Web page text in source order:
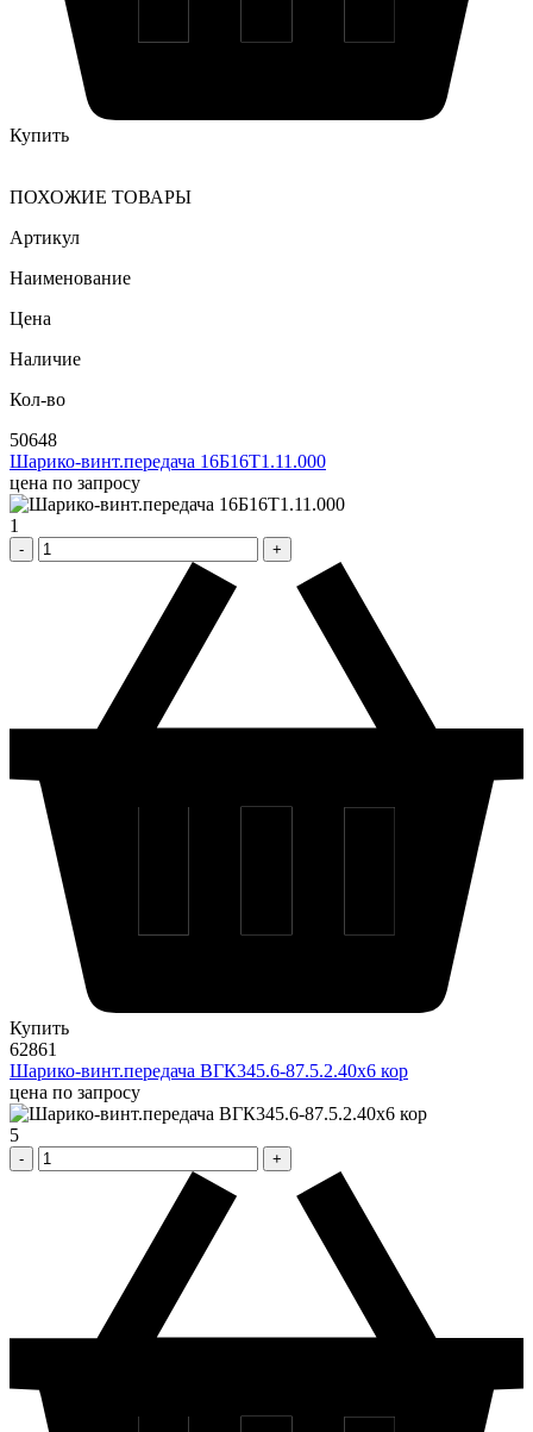
Купить
ПОХОЖИЕ ТОВАРЫ
Артикул
Наименование
Цена
Наличие
Кол-во
50648
Шарико-винт.передача 16Б16Т1.11.000
цена по запросу
1
Купить
62861
Шарико-винт.передача ВГК345.6-87.5.2.40х6 кор
цена по запросу
5